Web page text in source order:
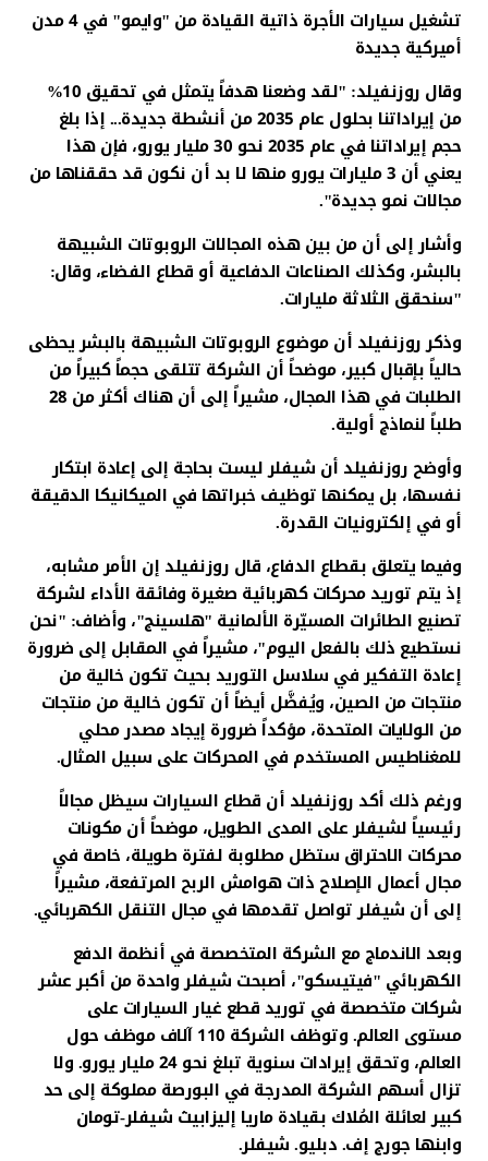
تشغيل سيارات الأجرة ذاتية القيادة من "وايمو" في 4 مدن
أميركية جديدة
وقال روزنفيلد: "لقد وضعنا هدفاً يتمثل في تحقيق 10%
من إيراداتنا بحلول عام 2035 من أنشطة جديدة... إذا بلغ
حجم إيراداتنا في عام 2035 نحو 30 مليار يورو، فإن هذا
يعني أن 3 مليارات يورو منها لا بد أن نكون قد حققناها من
مجالات نمو جديدة".
وأشار إلى أن من بين هذه المجالات الروبوتات الشبيهة
بالبشر، وكذلك الصناعات الدفاعية أو قطاع الفضاء، وقال:
"سنحقق الثلاثة مليارات.
وذكر روزنفيلد أن موضوع الروبوتات الشبيهة بالبشر يحظى
حالياً بإقبال كبير، موضحاً أن الشركة تتلقى حجماً كبيراً من
الطلبات في هذا المجال، مشيراً إلى أن هناك أكثر من 28
طلباً لنماذج أولية.
وأوضح روزنفيلد أن شيفلر ليست بحاجة إلى إعادة ابتكار
نفسها، بل يمكنها توظيف خبراتها في الميكانيكا الدقيقة
أو في إلكترونيات القدرة.
وفيما يتعلق بقطاع الدفاع، قال روزنفيلد إن الأمر مشابه،
إذ يتم توريد محركات كهربائية صغيرة وفائقة الأداء لشركة
تصنيع الطائرات المسيّرة الألمانية "هلسينج"، وأضاف: "نحن
نستطيع ذلك بالفعل اليوم"، مشيراً في المقابل إلى ضرورة
إعادة التفكير في سلاسل التوريد بحيث تكون خالية من
منتجات من الصين، ويُفضَّل أيضاً أن تكون خالية من منتجات
من الولايات المتحدة، مؤكداً ضرورة إيجاد مصدر محلي
للمغناطيس المستخدم في المحركات على سبيل المثال.
ورغم ذلك أكد روزنفيلد أن قطاع السيارات سيظل مجالاً
رئيسياً لشيفلر على المدى الطويل، موضحاً أن مكونات
محركات الاحتراق ستظل مطلوبة لفترة طويلة، خاصة في
مجال أعمال الإصلاح ذات هوامش الربح المرتفعة، مشيراً
إلى أن شيفلر تواصل تقدمها في مجال التنقل الكهربائي.
وبعد الاندماج مع الشركة المتخصصة في أنظمة الدفع
الكهربائي "فيتيسكو"، أصبحت شيفلر واحدة من أكبر عشر
شركات متخصصة في توريد قطع غيار السيارات على
مستوى العالم. وتوظف الشركة 110 آلاف موظف حول
العالم، وتحقق إيرادات سنوية تبلغ نحو 24 مليار يورو. ولا
تزال أسهم الشركة المدرجة في البورصة مملوكة إلى حد
كبير لعائلة المُلاك بقيادة ماريا إليزابيث شيفلر-تومان
وابنها جورج إف. دبليو. شيفلر.